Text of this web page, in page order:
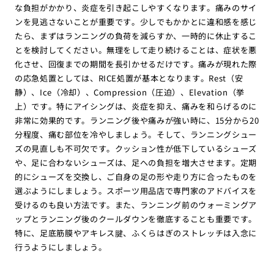
な負担がかかり、炎症を引き起こしやすくなります。痛みのサイ
ンを見逃さないことが重要です。少しでもかかとに違和感を感じ
たら、まずはランニングの負荷を減らすか、一時的に休止するこ
とを検討してください。無理をして走り続けることは、症状を悪
化させ、回復までの期間を長引かせるだけです。痛みが現れた際
の応急処置としては、RICE処置が基本となります。Rest（安
静）、Ice（冷却）、Compression（圧迫）、Elevation（挙
上）です。特にアイシングは、炎症を抑え、痛みを和らげるのに
非常に効果的です。ランニング後や痛みが強い時に、15分から20
分程度、痛む部位を冷やしましょう。そして、ランニングシュー
ズの見直しも不可欠です。クッション性が低下しているシューズ
や、足に合わないシューズは、足への負担を増大させます。定期
的にシューズを交換し、ご自身の足の形や走り方に合ったものを
選ぶようにしましょう。スポーツ用品店で専門家のアドバイスを
受けるのも良い方法です。また、ランニング前のウォーミングア
ップとランニング後のクールダウンを徹底することも重要です。
特に、足底筋膜やアキレス腱、ふくらはぎのストレッチは入念に
行うようにしましょう。